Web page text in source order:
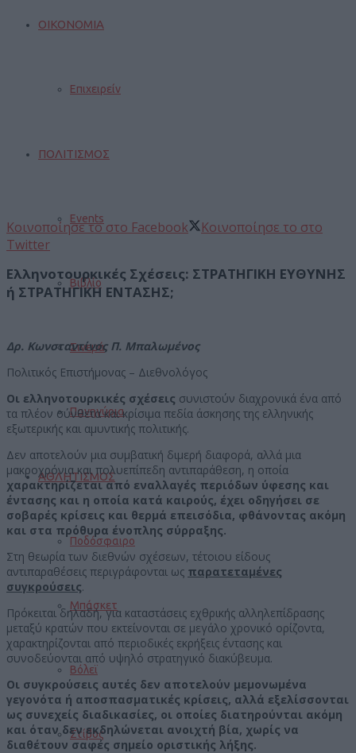
ΟΙΚΟΝΟΜΙΑ
Επιχειρείν
ΠΟΛΙΤΙΣΜΟΣ
Events
Βιβλίο
Σινεμά
Πανηγύρια
ΑΘΛΗΤΙΣΜΟΣ
Ποδόσφαιρο
Μπάσκετ
Βόλεϊ
Στίβος
Κοινοποίησε το στο Facebook
Κοινοποίησε το στο
Twitter
Ελληνοτουρκικές Σχέσεις: ΣΤΡΑΤΗΓΙΚΗ ΕΥΘΥΝΗΣ
ή ΣΤΡΑΤΗΓΙΚΗ ΕΝΤΑΣΗΣ;
Δρ. Κωνσταντίνος Π. Μπαλωμένος
Πολιτικός Επιστήμονας – Διεθνολόγος
Οι ελληνοτουρκικές σχέσεις συνιστούν διαχρονικά ένα από
τα πλέον σύνθετα και κρίσιμα πεδία άσκησης της ελληνικής
εξωτερικής και αμυντικής πολιτικής.
Δεν αποτελούν μια συμβατική διμερή διαφορά, αλλά μια
μακροχρόνια και πολυεπίπεδη αντιπαράθεση, η οποία
χαρακτηρίζεται από εναλλαγές περιόδων ύφεσης και
έντασης και η οποία κατά καιρούς, έχει οδηγήσει σε
σοβαρές κρίσεις και θερμά επεισόδια, φθάνοντας ακόμη
και στα πρόθυρα ένοπλης σύρραξης.
Στη θεωρία των διεθνών σχέσεων, τέτοιου είδους
αντιπαραθέσεις περιγράφονται ως παρατεταμένες
συγκρούσεις.
Πρόκειται δηλαδή, για καταστάσεις εχθρικής αλληλεπίδρασης
μεταξύ κρατών που εκτείνονται σε μεγάλο χρονικό ορίζοντα,
χαρακτηρίζονται από περιοδικές εκρήξεις έντασης και
συνοδεύονται από υψηλό στρατηγικό διακύβευμα.
Οι συγκρούσεις αυτές δεν αποτελούν μεμονωμένα
γεγονότα ή αποσπασματικές κρίσεις, αλλά εξελίσσονται
ως συνεχείς διαδικασίες, οι οποίες διατηρούνται ακόμη
και όταν δεν εκδηλώνεται ανοιχτή βία, χωρίς να
διαθέτουν σαφές σημείο οριστικής λήξης.